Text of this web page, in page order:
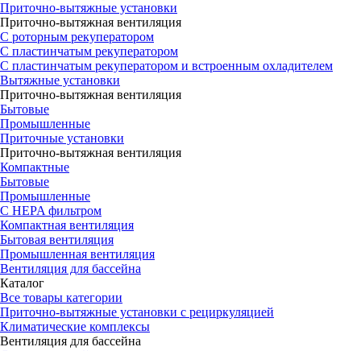
Приточно-вытяжные установки
Приточно-вытяжная вентиляция
С роторным рекуператором
С пластинчатым рекуператором
С пластинчатым рекуператором и встроенным охладителем
Вытяжные установки
Приточно-вытяжная вентиляция
Бытовые
Промышленные
Приточные установки
Приточно-вытяжная вентиляция
Компактные
Бытовые
Промышленные
С HEPA фильтром
Компактная вентиляция
Бытовая вентиляция
Промышленная вентиляция
Вентиляция для бассейна
Каталог
Все товары категории
Приточно-вытяжные установки с рециркуляцией
Климатические комплексы
Вентиляция для бассейна